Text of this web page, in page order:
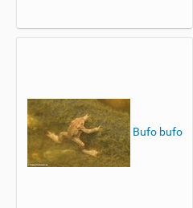
Bufo bufo